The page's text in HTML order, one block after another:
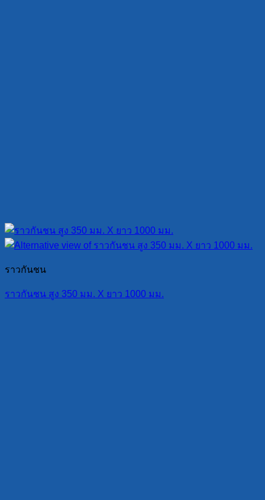
ราวกันชน
ราวกันชน สูง 350 มม. X ยาว 1000 มม.